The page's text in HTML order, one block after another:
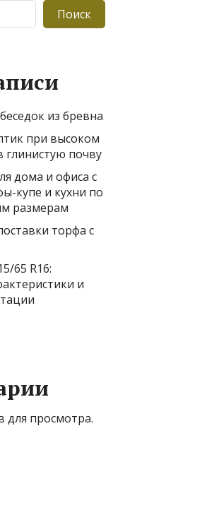
Поиск
из бревна
при высоком
почву
дома и офиса с
купе и кухни по
размерам
торфа с
65 R16:
и
для просмотра.